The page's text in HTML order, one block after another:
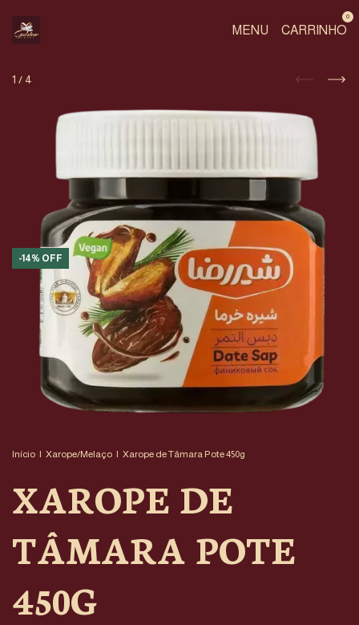
MENU CARRINHO
0
1 / 4
-14% OFF
Início | Xarope/Melaço | Xarope de Tâmara Pote 450g
XAROPE DE
TÂMARA POTE
450G